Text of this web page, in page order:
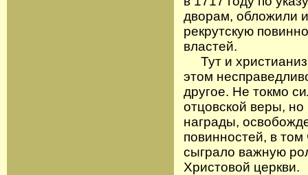
дворам, обложили
рекрутскую
властей.
Тут и
этом
другое. Не токмо
отцовской веры,
награды,
повинностей, в
сыграло важную
Христовой церкви.